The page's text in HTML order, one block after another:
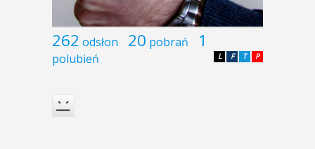
262 odsłon 20 pobrań 1
polubień P
T
F
L